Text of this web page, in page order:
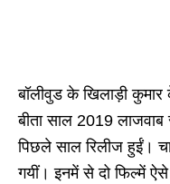
बॉलीवुड के खिलाड़ी
बीता साल 2019 लाजवाब
पिछले साल रिलीज हुईं।
गयीं। इनमें से दो फिल्में ऐसे